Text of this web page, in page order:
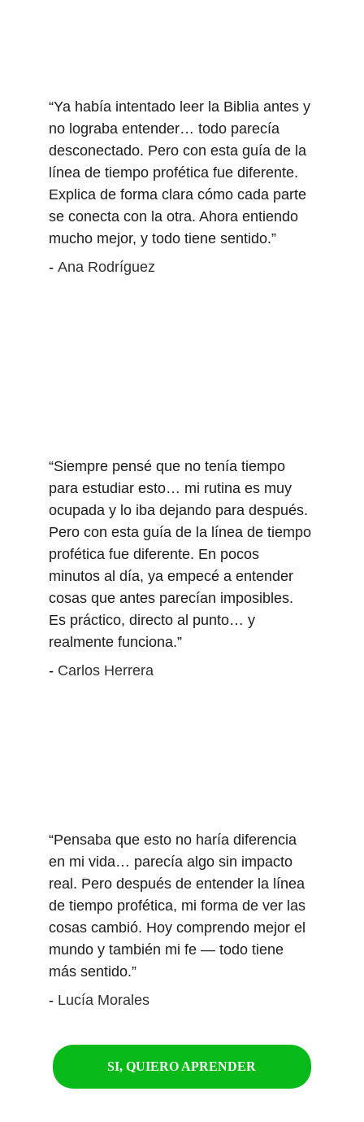
“Siempre pensé que no tenía tiempo
para estudiar esto… mi rutina es muy
ocupada y lo iba dejando para después.
Pero con esta guía de la línea de tiempo
profética fue diferente. En pocos
minutos al día, ya empecé a entender
cosas que antes parecían imposibles.
Es práctico, directo al punto… y
realmente funciona.”
- Carlos Herrera
“Ya había intentado leer la Biblia antes y
no lograba entender… todo parecía
desconectado. Pero con esta guía de la
línea de tiempo profética fue diferente.
Explica de forma clara cómo cada parte
se conecta con la otra. Ahora entiendo
mucho mejor, y todo tiene sentido.”
- Ana Rodríguez
“Pensaba que esto no haría diferencia
en mi vida… parecía algo sin impacto
real. Pero después de entender la línea
de tiempo profética, mi forma de ver las
cosas cambió. Hoy comprendo mejor el
mundo y también mi fe — todo tiene
más sentido.”
- Lucía Morales
SI, QUIERO APRENDER